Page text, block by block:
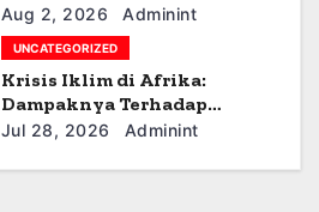
Aug 2, 2026 Adminint
UNCATEGORIZED
Krisis Iklim di Afrika:
Dampaknya Terhadap
Ekonomi dan Masyarakat
Jul 28, 2026 Adminint